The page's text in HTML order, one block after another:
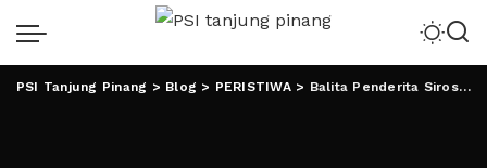
PSI Tanjung Pinang > Blog > PERISTIWA> Balita Penderita Sirosis Hati Butuh Uluran Tangan